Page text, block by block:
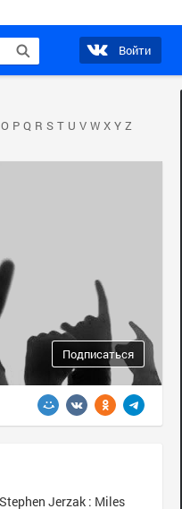
Войти
O P Q R S T U V W X Y Z
Подписаться
Jerzak : Miles